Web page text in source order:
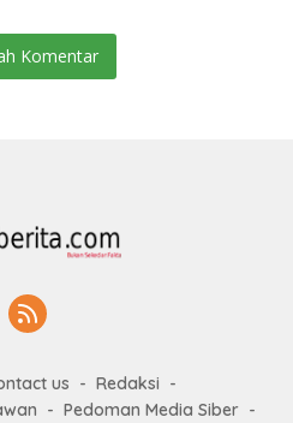
Komentar
us
Redaksi
Pedoman Media Siber